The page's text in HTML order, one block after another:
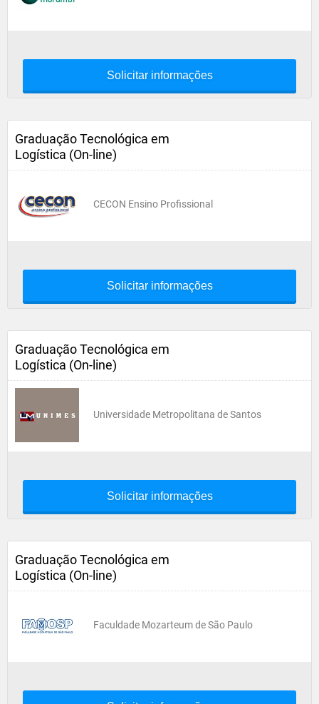
Solicitar informações
Graduação Tecnológica em
Logística (On-line)
CECON Ensino Profissional
Solicitar informações
Graduação Tecnológica em
Logística (On-line)
Universidade Metropolitana de Santos
Solicitar informações
Graduação Tecnológica em
Logística (On-line)
Faculdade Mozarteum de São Paulo